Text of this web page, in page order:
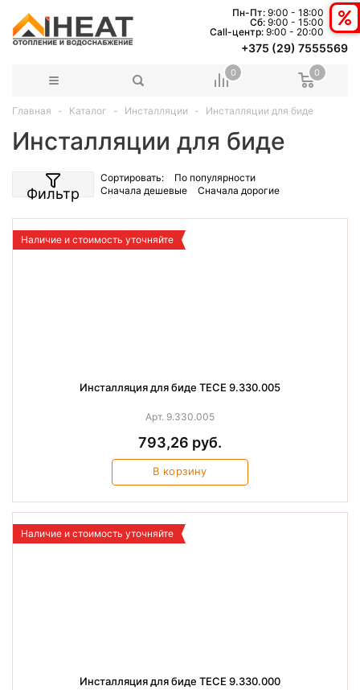
Пн-Пт: 9:00 - 18:00
Сб: 9:00 - 15:00
Сall-центр: 9:00 - 20:00
+375 (29) 7555569
0 0
Главная Каталог Инсталляции Инсталляции для биде
Инсталляции для биде
Фильтр
Сортировать:
По популярности
Сначала дешевые
Сначала дорогие
Наличие и стоимость уточняйте
Инсталляция для биде TECE 9.330.005
Арт. 9.330.005
793,26 руб.
В корзину
Наличие и стоимость уточняйте
Инсталляция для биде TECE 9.330.000